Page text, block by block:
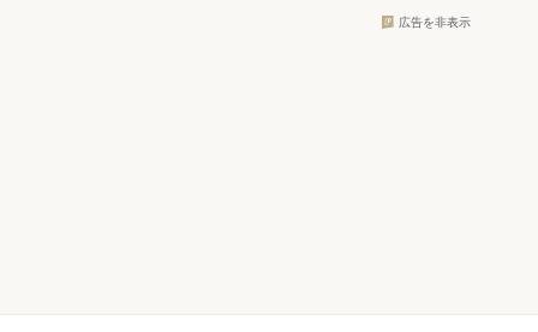
広告を非表示